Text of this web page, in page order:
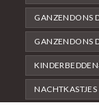
GANZENDONS
GANZENDONS
NACHTKASTJES